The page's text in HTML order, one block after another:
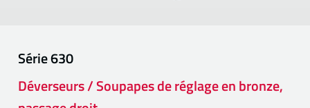
Série630
Déverseurs / Soupapes de réglage en bronze,